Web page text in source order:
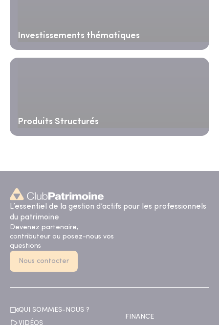
Investissements thématiques
Produits Structurés
L’essentiel de la gestion d’actifs pour les professionnels
du patrimoine
Devenez partenaire,
contributeur ou posez-nous vos
questions
Nous contacter
QUI SOMMES-NOUS ?
VIDÉOS
FINANCE